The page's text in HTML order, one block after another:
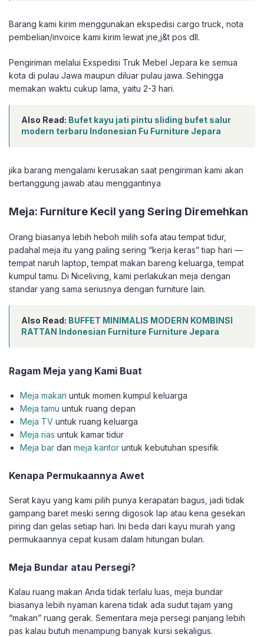
Barang kami kirim menggunakan ekspedisi cargo truck, nota
pembelian/invoice kami kirim lewat jne,j&t pos dll.
Pengiriman melalui Exspedisi Truk Mebel Jepara ke semua
kota di pulau Jawa maupun diluar pulau jawa. Sehingga
memakan waktu cukup lama, yaitu 2-3 hari.
Also Read: Bufet kayu jati pintu sliding bufet salur
modern terbaru Indonesian Fu Furniture Jepara
jika barang mengalami kerusakan saat pengiriman kami akan
bertanggung jawab atau menggantinya
Meja: Furniture Kecil yang Sering Diremehkan
Orang biasanya lebih heboh milih sofa atau tempat tidur,
padahal meja itu yang paling sering “kerja keras” tiap hari —
tempat naruh laptop, tempat makan bareng keluarga, tempat
kumpul tamu. Di Niceliving, kami perlakukan meja dengan
standar yang sama seriusnya dengan furniture lain.
Also Read: BUFFET MINIMALIS MODERN KOMBINSI
RATTAN Indonesian Furniture Furniture Jepara
Ragam Meja yang Kami Buat
Meja makan untuk momen kumpul keluarga
Meja tamu untuk ruang depan
Meja TV untuk ruang keluarga
Meja rias untuk kamar tidur
Meja bar danmeja kantor untuk kebutuhan spesifik
Kenapa Permukaannya Awet
Serat kayu yang kami pilih punya kerapatan bagus, jadi tidak
gampang baret meski sering digosok lap atau kena gesekan
piring dan gelas setiap hari. Ini beda dari kayu murah yang
permukaannya cepat kusam dalam hitungan bulan.
Meja Bundar atau Persegi?
Kalau ruang makan Anda tidak terlalu luas, meja bundar
biasanya lebih nyaman karena tidak ada sudut tajam yang
“makan” ruang gerak. Sementara meja persegi panjang lebih
pas kalau butuh menampung banyak kursi sekaligus.